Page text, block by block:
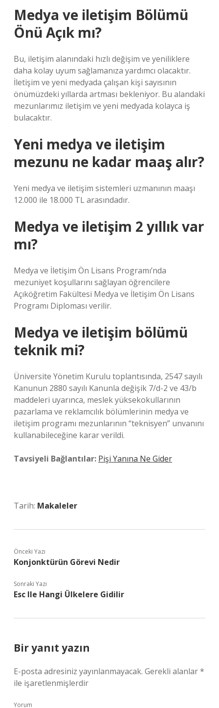
Medya ve iletişim Bölümü
Önü Açık mı?
Bu, iletişim alanındaki hızlı değişim ve yeniliklere
daha kolay uyum sağlamanıza yardımcı olacaktır.
İletişim ve yeni medyada çalışan kişi sayısının
önümüzdeki yıllarda artması bekleniyor. Bu alandaki
mezunlarımız iletişim ve yeni medyada kolayca iş
bulacaktır.
Yeni medya ve iletişim
mezunu ne kadar maaş alır?
Yeni medya ve iletişim sistemleri uzmanının maaşı
12.000 ile 18.000 TL arasındadır.
Medya ve iletişim 2 yıllık var
mı?
Medya ve İletişim Ön Lisans Programı’nda
mezuniyet koşullarını sağlayan öğrencilere
Açıköğretim Fakültesi Medya ve İletişim Ön Lisans
Programı Diploması verilir.
Medya ve iletişim bölümü
teknik mi?
Üniversite Yönetim Kurulu toplantısında, 2547 sayılı
Kanunun 2880 sayılı Kanunla değişik 7/d-2 ve 43/b
maddeleri uyarınca, meslek yüksekokullarının
pazarlama ve reklamcılık bölümlerinin medya ve
iletişim programı mezunlarının “teknisyen” unvanını
kullanabileceğine karar verildi.
Tavsiyeli Bağlantılar: Pişi Yanına Ne Gider
Tarih: Makaleler
Önceki Yazı
Konjonktürün Görevi Nedir
Sonraki Yazı
Esc Ile Hangi Ülkelere Gidilir
Bir yanıt yazın
E-posta adresiniz yayınlanmayacak. Gerekli alanlar*
ile işaretlenmişlerdir
Yorum